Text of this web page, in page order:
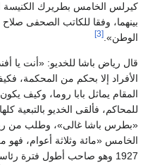
كيرلس الخامس بطريرك الكنيسة
بينهما، وفقا للكاتب الصحفى صلاح
الوطن».
قال رياض باشا للخديو: «أنت يا
الأفراد إلا بحكم من المحكمة،
المقام يماثل بابا روما، وكيف يكون
للمحاكم، فألقى الخديو بالتبعية
«بطرس باشا غالى»، وطلب من
1927 وهو صاحب أطول فترة رئاسة